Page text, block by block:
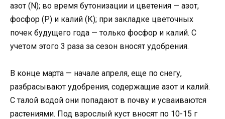
азот (N); во время бутонизации и цветения — азот,
фосфор (Р) и калий (К); при закладке цветочных
почек будущего года — только фосфор и калий. С
учетом этого 3 раза за сезон вносят удобрения.
В конце марта — начале апреля, еще по снегу,
разбрасывают удобрения, содержащие азот и калий.
С талой водой они попадают в почву и усваиваются
растениями. Под взрослый куст вносят по 10-15 г